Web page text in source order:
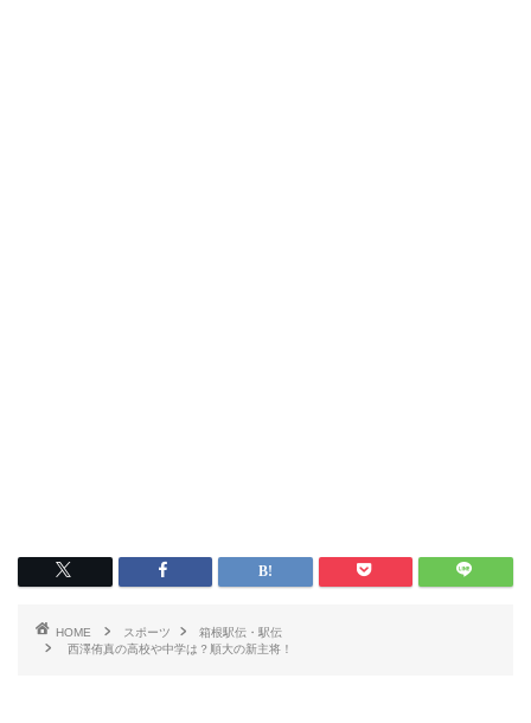
HOME スポーツ
箱根駅伝・駅伝
西澤侑真の高校や中学は？順大の新主将！